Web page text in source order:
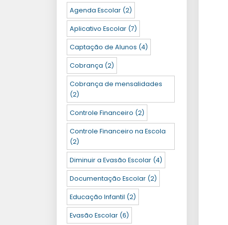
Agenda Escolar (2)
Aplicativo Escolar (7)
Captação de Alunos (4)
Cobrança (2)
Cobrança de mensalidades
(2)
Controle Financeiro (2)
Controle Financeiro na Escola
(2)
Diminuir a Evasão Escolar (4)
Documentação Escolar (2)
Educação Infantil (2)
Evasão Escolar (6)